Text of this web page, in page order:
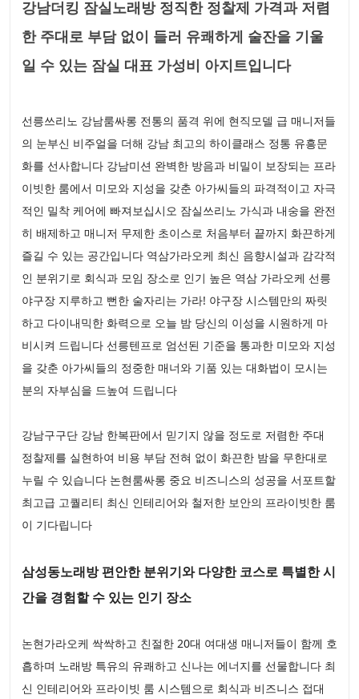
강남더킹 잠실노래방 정직한 정찰제 가격과 저렴
한 주대로 부담 없이 들러 유쾌하게 술잔을 기울
일 수 있는 잠실 대표 가성비 아지트입니다
선릉쓰리노 강남룸싸롱 전통의 품격 위에 현직모델 급 매니저들
의 눈부신 비주얼을 더해 강남 최고의 하이클래스 정통 유흥문
화를 선사합니다 강남미션 완벽한 방음과 비밀이 보장되는 프라
이빗한 룸에서 미모와 지성을 갖춘 아가씨들의 파격적이고 자극
적인 밀착 케어에 빠져보십시오 잠실쓰리노 가식과 내숭을 완전
히 배제하고 매니저 무제한 초이스로 처음부터 끝까지 화끈하게
즐길 수 있는 공간입니다 역삼가라오케 최신 음향시설과 감각적
인 분위기로 회식과 모임 장소로 인기 높은 역삼 가라오케 선릉
야구장 지루하고 뻔한 술자리는 가라! 야구장 시스템만의 짜릿
하고 다이내믹한 화력으로 오늘 밤 당신의 이성을 시원하게 마
비시켜 드립니다 선릉텐프로 엄선된 기준을 통과한 미모와 지성
을 갖춘 아가씨들의 정중한 매너와 기품 있는 대화법이 모시는
분의 자부심을 드높여 드립니다
강남구구단 강남 한복판에서 믿기지 않을 정도로 저렴한 주대
정찰제를 실현하여 비용 부담 전혀 없이 화끈한 밤을 무한대로
누릴 수 있습니다 논현룸싸롱 중요 비즈니스의 성공을 서포트할
최고급 고퀄리티 최신 인테리어와 철저한 보안의 프라이빗한 룸
이 기다립니다
삼성동노래방 편안한 분위기와 다양한 코스로 특별한 시
간을 경험할 수 있는 인기 장소
논현가라오케 싹싹하고 친절한 20대 여대생 매니저들이 함께 호
흡하며 노래방 특유의 유쾌하고 신나는 에너지를 선물합니다 최
신 인테리어와 프라이빗 룸 시스템으로 회식과 비즈니스 접대